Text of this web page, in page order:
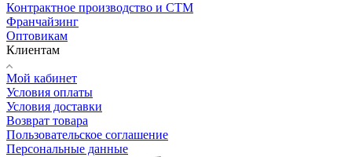
Контрактное производство и СТМ
Франчайзинг
Оптовикам
Клиентам
Мой кабинет
Условия оплаты
Условия доставки
Возврат товара
Пользовательское соглашение
Персональные данные